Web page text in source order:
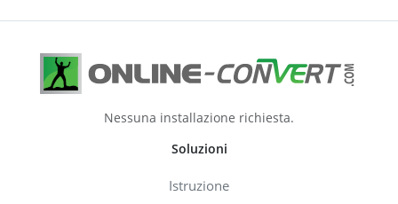
Nessuna installazione richiesta.
Soluzioni
Istruzione